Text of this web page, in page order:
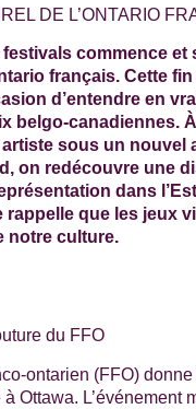
DE L’ONTARIO
commence et
français. Cette
d’entendre en
belgo-canadiennes.
sous un nouvel
on redécouvre une
dans
rappelle que les jeux
notre culture.
du FFO
ontarien (FFO)
à Ottawa. L’événement